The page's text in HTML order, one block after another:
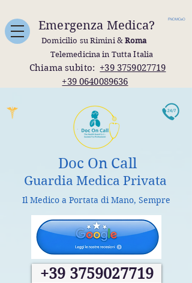
Doc On Call
Guardia Medica Privata
+39 3759027719
Emergenza Medica?
Domicilio su Rimini &Roma
Telemedicina in Tutta Italia
Chiama subito: +39 3759027719
+39 0640089636
FNOMCeO
Il Medico a Portata di Mano, Sempre